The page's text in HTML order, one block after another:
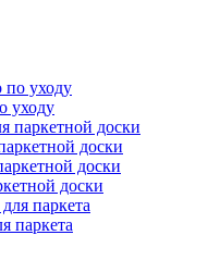
уходу
доски
доски
паркета